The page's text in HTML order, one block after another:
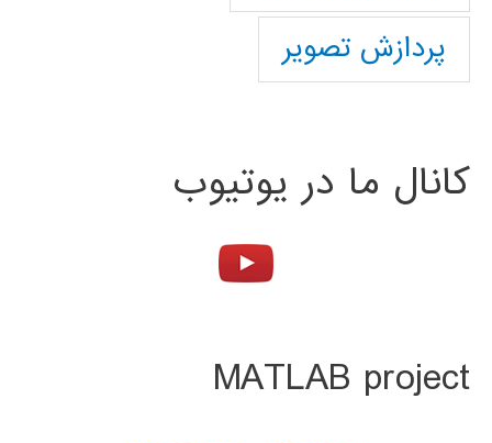
پردازش تصویر
کانال ما در یوتیوب
MATLAB project